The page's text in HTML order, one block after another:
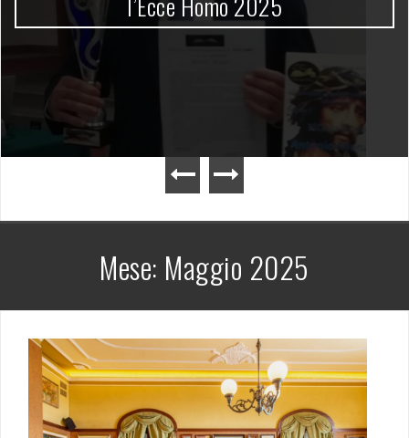
Mese: Maggio 2025